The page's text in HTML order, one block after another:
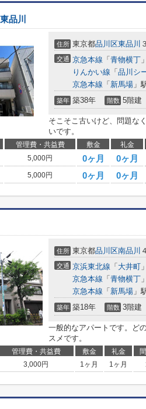
品川
住所 東京都品川区東品川
交通 京急本線 「 青物横丁
りんかい線 「 品川シ
京急本線 「 新馬場 」
築年 築38年 階数 5階建
そこそこ古いけど、問題な
いです。
管理費・共益費 敷金 礼金
5,000円 0ヶ月 0ヶ月
5,000円 0ヶ月 0ヶ月
住所 東京都品川区南品川
交通 京浜東北線 「 大井町
京急本線 「 青物横丁
京急本線 「 新馬場 」
築年 築18年 階数 3階建
一般的なアパートです。ど
スメです。
管理費・共益費 敷金 礼金
3,000円 1ヶ月 1ヶ月